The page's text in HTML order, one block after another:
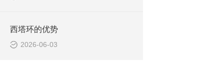
西塔环的优势
2026-06-03